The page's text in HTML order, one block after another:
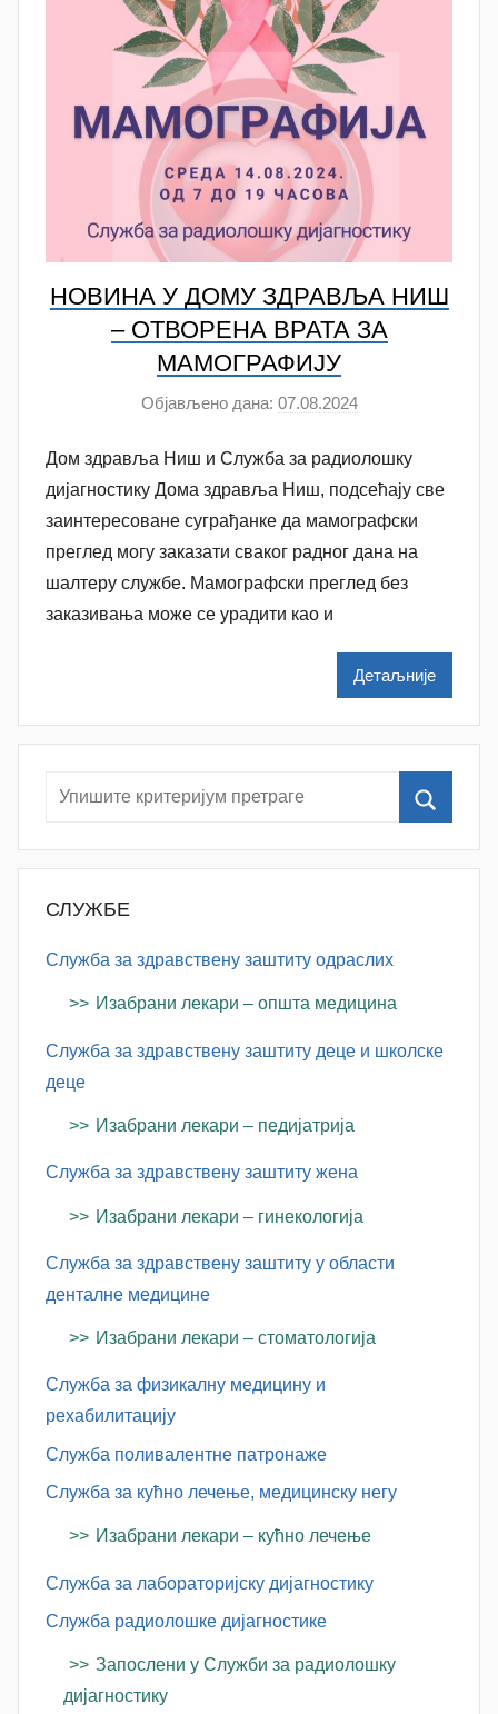
o
v
c
НОВИНА У ДОМУ ЗДРАВЉА НИШ
– ОТВОРЕНА ВРАТА ЗА
МАМОГРАФИЈУ
Објављено дана: 07.08.2024а
т
о
р
N
a
Š
u
o
c
Дом здравља Ниш и Служба за радиолошку
дијагностику Дома здравља Ниш, подсећају све
заинтересоване суграђанке да мамографски
преглед могу заказати сваког радног дана на
шалтеру службе. Мамографски преглед без
заказивања може се урадити као и
Детаљније
СЛУЖБЕ
Служба за здравствену заштиту одраслих
Изабрани лекари – општа медицина
Служба за здравствену заштиту деце и школске
деце
Изабрани лекари – педијатрија
Служба за здравствену заштиту жена
Изабрани лекари – гинекологија
Служба за здравствену заштиту у области
денталне медицине
Изабрани лекари – стоматологија
Служба за физикалну медицину и
рехабилитацију
Служба поливалентне патронаже
Служба за кућно лечење, медицинску негу
Изабрани лекари – кућно лечење
Служба за лабораторијску дијагностику
Служба радиолошке дијагностике
Запослени у Служби за радиолошку
дијагностику